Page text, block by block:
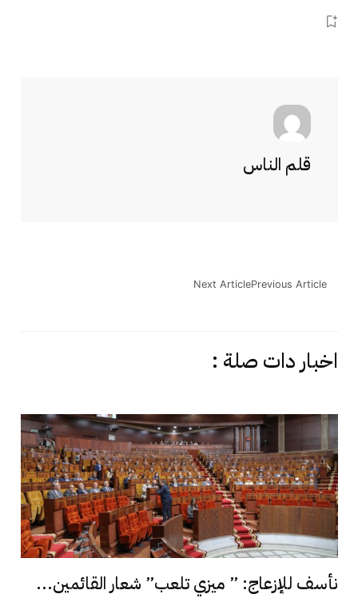
قلم الناس
Previous Article
Next Article
اخبار دات صلة :
نأسف للإزعاج: ” ميزي تلعب” شعار القائمين...